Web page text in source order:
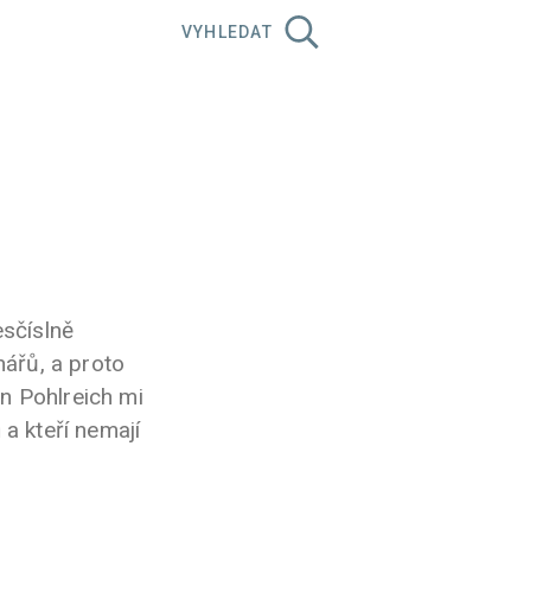
VYHLEDAT
a proto
Pohlreich mi
kteří nemají